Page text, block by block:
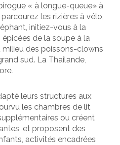
« à longue-queue» à
les rizières à vélo,
initiez-vous à la
de la soupe à la
des poissons-clowns
sud. La Thailande,
leurs structures aux
les chambres de lit
ou créent
et proposent des
activités encadrées